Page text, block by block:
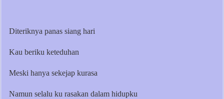
Diteriknya panas siang hari
Kau beriku keteduhan
Meski hanya sekejap kurasa
Namun selalu ku rasakan dalam hidupku